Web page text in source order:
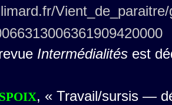
Intermédialités est
, « Travail/sursis —